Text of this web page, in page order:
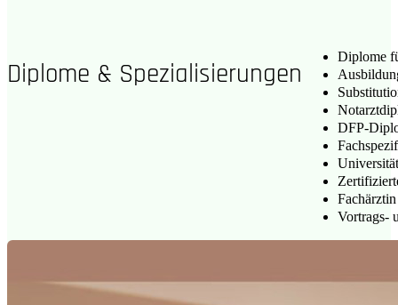
Diplome & Spezialisierungen
Diplome
DFP-
Vortrags-